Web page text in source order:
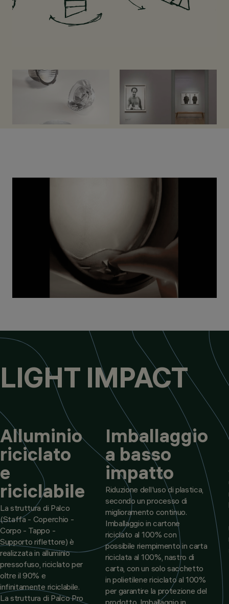
LIGHT IMPACT
Alluminio
riciclato
e
riciclabile
La struttura di Palco
(Staffa - Coperchio -
Corpo - Tappo -
Supporto riflettore) è
realizzata in alluminio
pressofuso, riciclato per
oltre il 90% e
infinitamente riciclabile.
La struttura di Palco Pro
Imballaggio
a basso
impatto
Riduzione dell'uso di plastica,
secondo un processo di
miglioramento continuo.
Imballaggio in cartone
riciclato al 100% con
possibile riempimento in carta
riciclata al 100%, nastro di
carta, con un solo sacchetto
in polietilene riciclato al 100%
per garantire la protezione del
prodotto. Imballaggio in